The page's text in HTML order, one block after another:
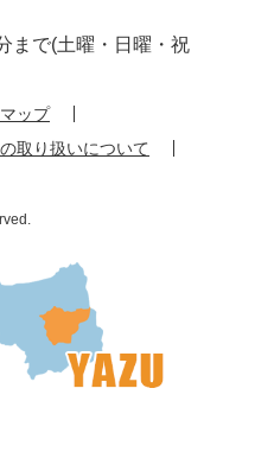
まで(土曜・日曜・祝
ップ
取り扱いについて